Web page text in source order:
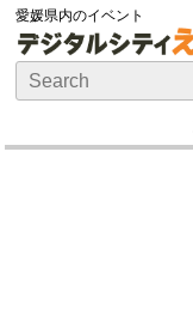
愛媛県内のイベント